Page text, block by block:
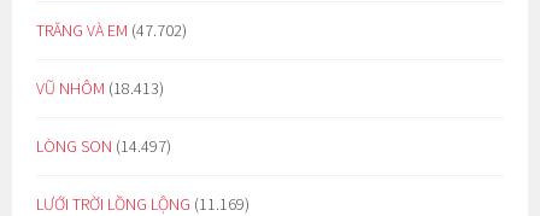
TRĂNG VÀ EM (47.702)
VŨ NHÔM (18.413)
LÒNG SON (14.497)
LƯỚI TRỜI LỒNG LỘNG (11.169)